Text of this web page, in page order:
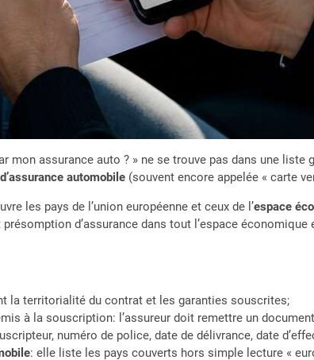
mon assurance auto ? » ne se trouve pas dans une
automobile (souvent encore appelée « carte
les pays de l’union européenne et ceux de l’espace
présomption d’assurance dans tout l’espace
la territorialité du contrat et les garanties souscrites;
à la souscription: l’assureur doit remettre un
numéro de police, date de délivrance, date
: elle liste les pays couverts hors simple lecture «